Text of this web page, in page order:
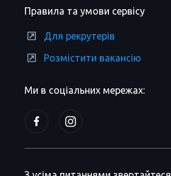
Ми в соціальних мережах:
Правила та умови сервісу
Для рекрутерів
Розмістити вакансію